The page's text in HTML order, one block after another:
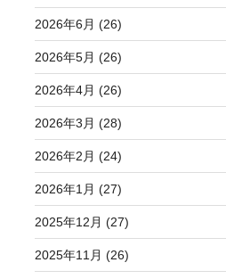
2026年6月 (26)
2026年5月 (26)
2026年4月 (26)
2026年3月 (28)
2026年2月 (24)
2026年1月 (27)
2025年12月 (27)
2025年11月 (26)